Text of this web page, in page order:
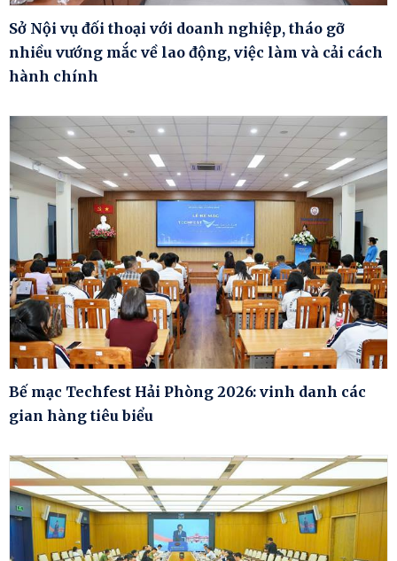
Sở Nội vụ đối thoại với doanh nghiệp, tháo gỡ
nhiều vướng mắc về lao động, việc làm và cải cách
hành chính
Bế mạc Techfest Hải Phòng 2026: vinh danh các
gian hàng tiêu biểu